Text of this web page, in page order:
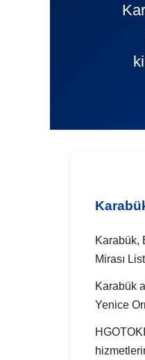
Karabük,
Mirası
Karabük
Yenice